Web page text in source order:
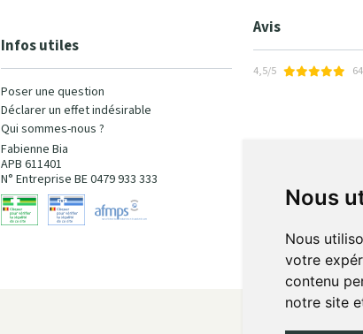
Nous
Nous
votre
contenu
notre site
Infos utiles
Poser une question
Déclarer un effet indésirable
Qui sommes-nous ?
Fabienne Bia
APB 611401
N° Entreprise BE 0479 933 333
Avis
4,5/5